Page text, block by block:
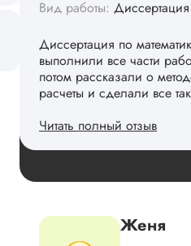
Вид работы: Диссертация
Диссертация по
выполнили все части
потом рассказали о
расчеты и сделали все
Читать полный отзыв
Спасибо! Передадим
Женя